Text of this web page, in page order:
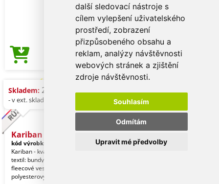
další sledovací nástroje s
cílem vylepšení uživatelského
prostředí, zobrazení
přizpůsobeného obsahu a
reklam, analýzy návštěvnosti
webových stránek a zjištění
zdroje návštěvnosti.
Souhlasím
Odmítám
Upravit mé předvolby
Cena od293,79 Kč
Skladem: 22 ks (modrá)
- v ext. skladu: 187 ks
Kariban Melodie - Ladies'
kód výrobku:
Kariban - kvalitní značkový reklamní
textil: bundy, mikiny, větrovky,
fleecové vesty pro ženy. Kariban 100%
polyesterový